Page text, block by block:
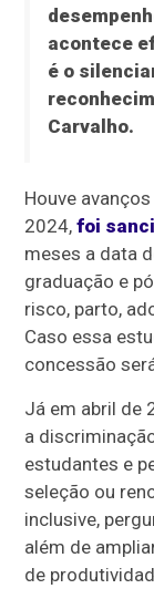
acontece
é o
Carvalho.
Houve
2024,foi
meses a data
graduação e
risco, parto,
Caso essa
concessão
Já em abril de
a
estudantes e
seleção ou
inclusive,
além de
de